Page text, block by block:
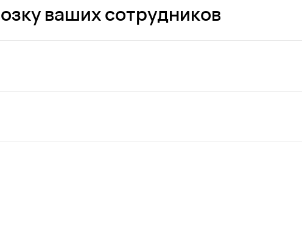
ваших сотрудников